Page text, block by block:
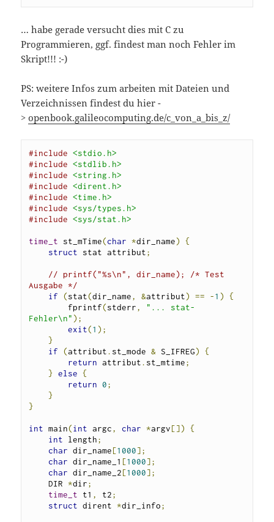
… habe gerade versucht dies mit C zu
Programmieren, ggf. findest man noch Fehler im
Skript!!! :-)
PS: weitere Infos zum arbeiten mit Dateien und
Verzeichnissen findest du hier -
>openbook.galileocomputing.de/c_von_a_bis_z/
#include <stdio.h>
#include <stdlib.h>
#include <string.h>
#include <dirent.h>
#include <time.h>
#include <sys/types.h>
#include <sys/stat.h>
time_t st_mTime(char *dir_name)
{
struct stat attribut;
// printf("%s\n", dir_name); /* Test
Ausgabe */
if
(stat(dir_name, &attribut) == -1 )
{
        fprintf
(stderr,
"... stat-
Fehler\n" );
exit(1 );
}
if
(attribut. st_mode & S_IFREG)
{
return attribut. st_mtime;
} else {
return 0;
}
}
int main(int argc, char *argv[])
{
int length;
char dir_name[1000];
char dir_name_1 [1000];
char dir_name_2[1000];
    DIR
*dir;
time_t t1 , t2;
struct dirent *dir_info;